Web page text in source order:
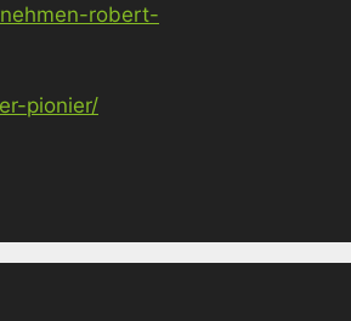
robert-
pionier/